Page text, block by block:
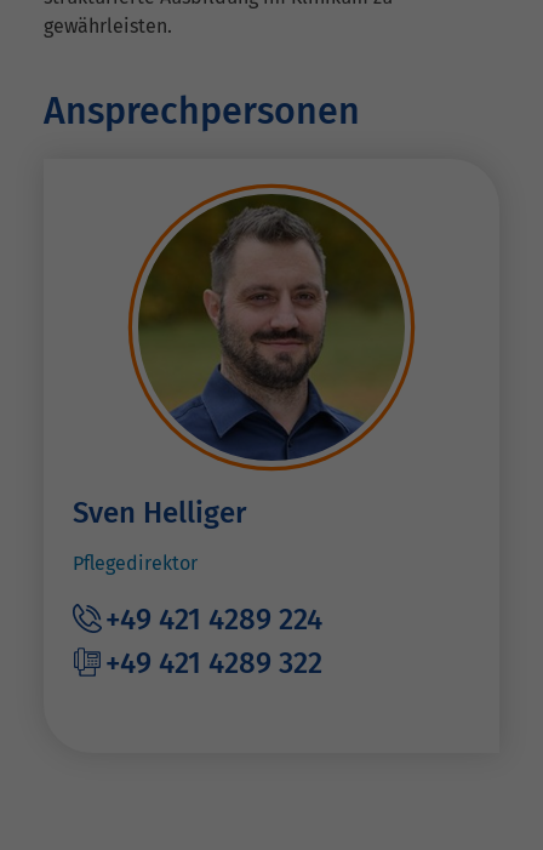
gewährleisten.
Ansprechpersonen
Sven Helliger
Pflegedirektor
+49 421 4289 224
+49 421 4289 322